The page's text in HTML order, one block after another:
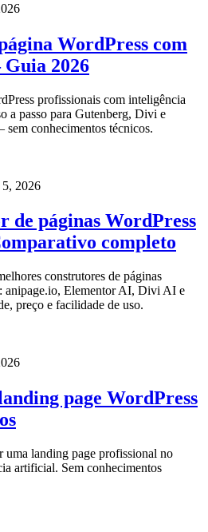
WordPress com
2026
profissionais com inteligência
a passo para Gutenberg, Divi e
conhecimentos técnicos.
2026
de páginas WordPress
completo
construtores de páginas
anipage.io, Elementor AI, Divi AI e
preço e facilidade de uso.
page WordPress
uma landing page profissional no
artificial. Sem conhecimentos